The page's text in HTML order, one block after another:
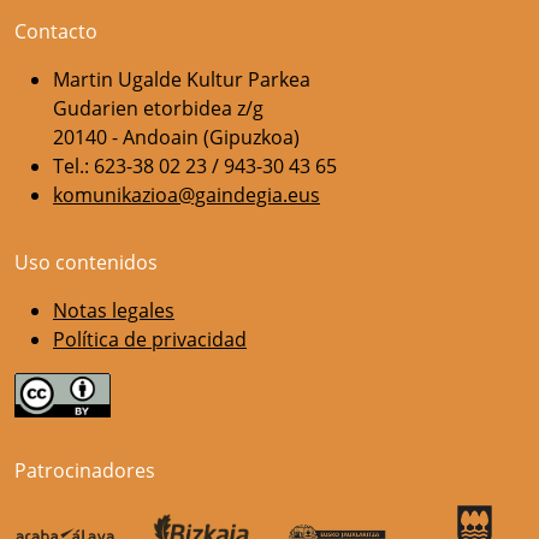
Contacto
Martin Ugalde Kultur Parkea
Gudarien etorbidea z/g
20140 - Andoain (Gipuzkoa)
Tel.: 623-38 02 23 / 943-30 43 65
komunikazioa@gaindegia.eus
Uso contenidos
Notas legales
Política de privacidad
Patrocinadores